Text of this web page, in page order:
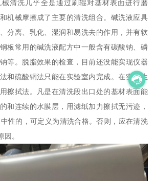
清洗几乎全是通过刷辊对基材表面进行磨
机械摩擦成了主要的清洗组合。碱洗液应具
分离、乳化、湿润和易洗去的作用，并有软
板常用的碱洗液配方中一般含有碳酸钠、磷
等。脱脂效果的检查，目前还没能实现仪器
和硫酸铜法只能在实验室内完成。在实际生
擦拭法。凡是在清洗段出口处的基材表面能
和连续的水膜层，用滤纸加力擦拭无污迹，
性的，可定义为清洗合格。否则，应在清洗
。